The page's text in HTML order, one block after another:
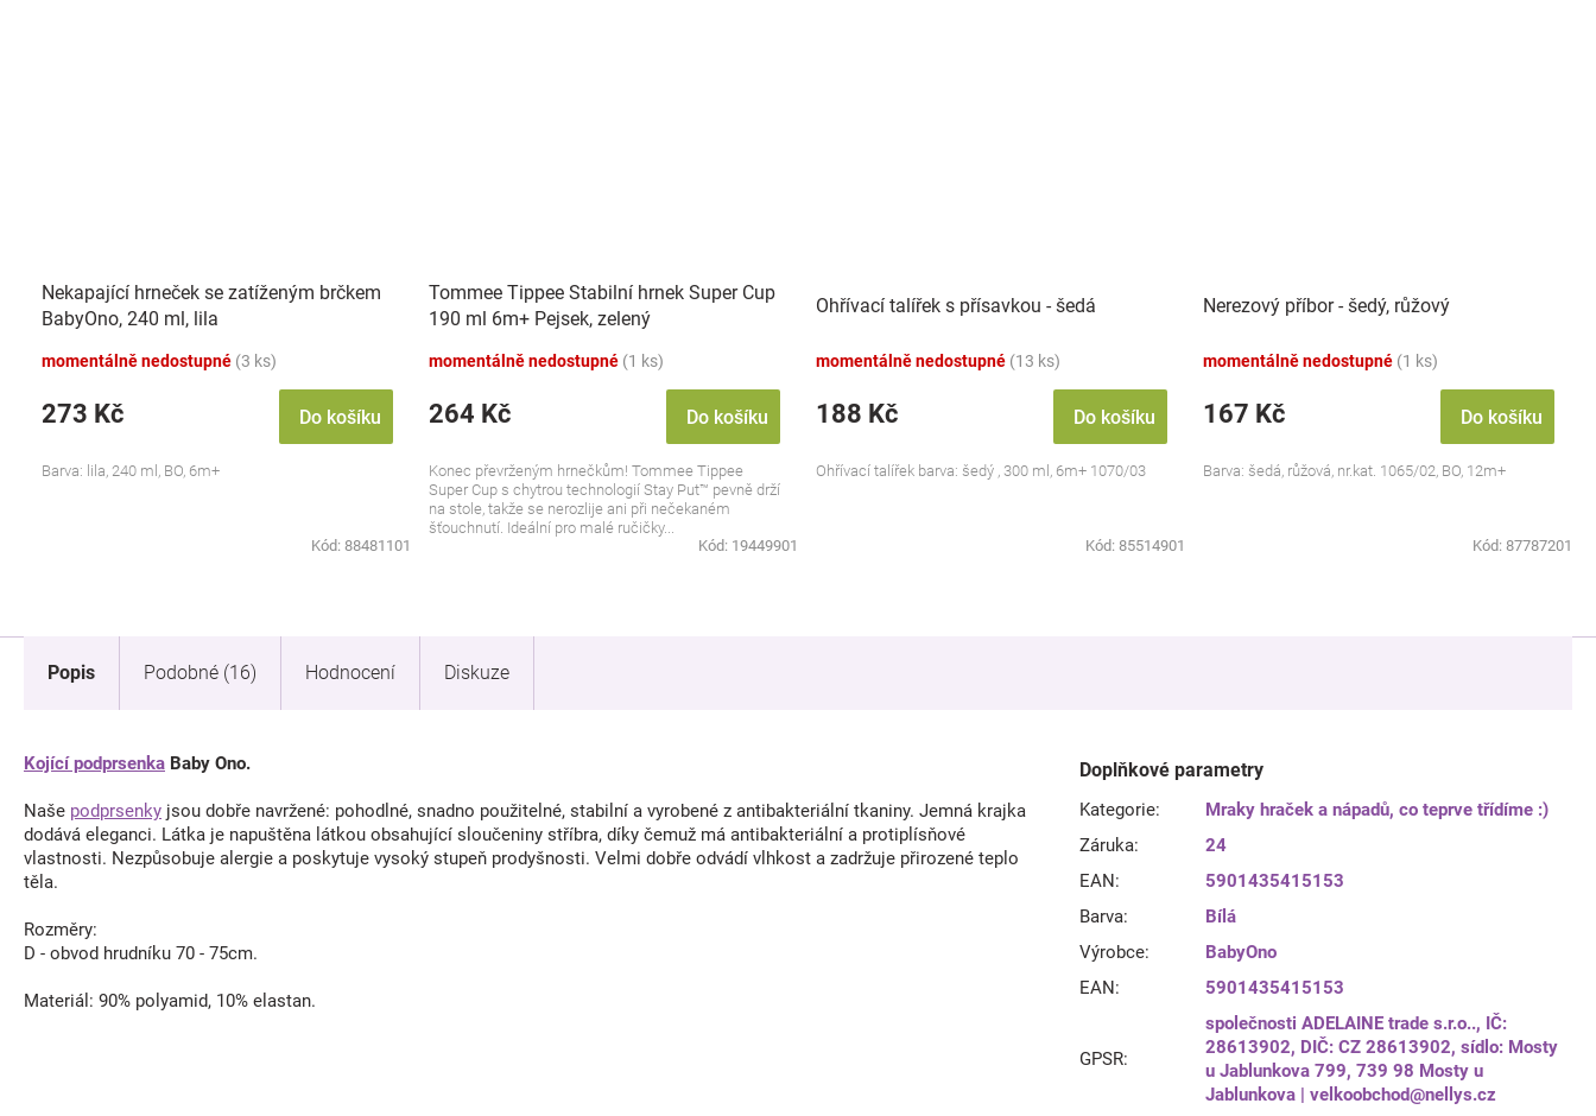
Nekapající hrneček se zatíženým brčkem
BabyOno, 240 ml, lila
momentálně nedostupné (3 ks)
273 Kč Do košíku
Barva: lila, 240 ml, BO, 6m+
Kód: 88481101
Tommee Tippee Stabilní hrnek Super Cup
190 ml 6m+ Pejsek, zelený
momentálně nedostupné (1 ks)
264 Kč Do košíku
Konec převrženým hrnečkům! Tommee Tippee
Super Cup s chytrou technologií Stay Put™ pevně drží
na stole, takže se nerozlije ani při nečekaném
šťouchnutí. Ideální pro malé ručičky...
Kód: 19449901
Ohřívací talířek s přísavkou - šedá
momentálně nedostupné (13 ks)
188 Kč Do košíku
Ohřívací talířek barva: šedý , 300 ml, 6m+ 1070/03
Kód: 85514901
Nerezový příbor - šedý, růžový
momentálně nedostupné (1 ks)
167 Kč Do košíku
Barva: šedá, růžová, nr.kat. 1065/02, BO, 12m+
Kód: 87787201
Popis Podobné (16) Hodnocení Diskuze
Kojící podprsenka Baby Ono.
Naše podprsenky jsou dobře navržené: pohodlné, snadno použitelné, stabilní a vyrobené z antibakteriální tkaniny. Jemná krajka
dodává eleganci. Látka je napuštěna látkou obsahující sloučeniny stříbra, díky čemuž má antibakteriální a protiplísňové
vlastnosti. Nezpůsobuje alergie a poskytuje vysoký stupeň prodyšnosti. Velmi dobře odvádí vlhkost a zadržuje přirozené teplo
těla.
Rozměry:
D - obvod hrudníku 70 - 75cm.
Materiál: 90% polyamid, 10% elastan.
Doplňkové parametry
Kategorie:
Mraky hraček a nápadů, co teprve třídíme :)
Záruka:
24
EAN:
5901435415153
Barva:
Bílá
Výrobce:
BabyOno
EAN: 5901435415153
GPSR:
společnosti ADELAINE trade s.r.o.., IČ:
28613902, DIČ: CZ 28613902, sídlo: Mosty
u Jablunkova 799, 739 98 Mosty u
Jablunkova | velkoobchod@nellys.cz